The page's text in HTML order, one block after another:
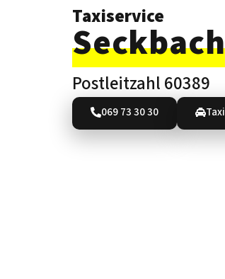
Taxiservice
Seckbach
Postleitzahl 60389
069 73 30 30